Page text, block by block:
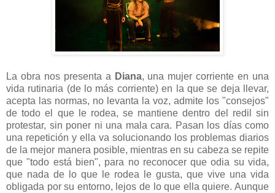
La obra nos presenta a Diana, una mujer corriente en una
vida rutinaria (de lo más corriente) en la que se deja llevar,
acepta las normas, no levanta la voz, admite los "consejos"
de todo el que le rodea, se mantiene dentro del redil sin
protestar, sin poner ni una mala cara. Pasan los días como
una repetición y ella va solucionando los problemas diarios
de la mejor manera posible, mientras en su cabeza se repite
que "todo está bien", para no reconocer que odia su vida,
que nada de lo que le rodea le gusta, que vive una vida
obligada por su entorno, lejos de lo que ella quiere. Aunque